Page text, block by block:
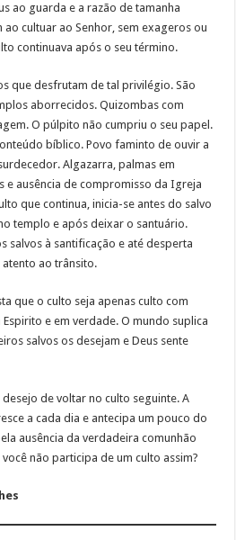
ao guarda e a razão de tamanha
ao cultuar ao Senhor, sem exageros ou
continuava após o seu término.
que desfrutam de tal privilégio. São
aborrecidos. Quizombas com
O púlpito não cumpriu o seu papel.
bíblico. Povo faminto de ouvir a
Algazarra, palmas em
e ausência de compromisso da Igreja
que continua, inicia-se antes do salvo
templo e após deixar o santuário.
salvos à santificação e até desperta
atento ao trânsito.
que o culto seja apenas culto com
e em verdade. O mundo suplica
salvos os desejam e Deus sente
de voltar no culto seguinte. A
a cada dia e antecipa um pouco do
ausência da verdadeira comunhão
não participa de um culto assim?